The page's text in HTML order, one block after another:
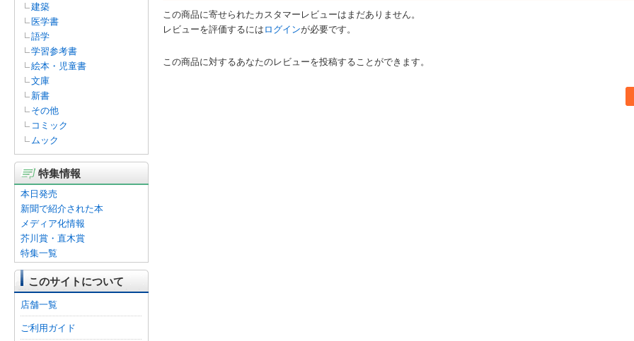
建築
医学書
語学
学習参考書
絵本・児童書
文庫
新書
その他
コミック
ムック
特集情報
本日発売
新聞で紹介された本
メディア化情報
芥川賞・直木賞
特集一覧
このサイトについて
店舗一覧
ご利用ガイド
この商品に寄せられたカスタマーレビューはまだありません。
レビューを評価するには ログインが必要です。
この商品に対するあなたのレビューを投稿することができます。